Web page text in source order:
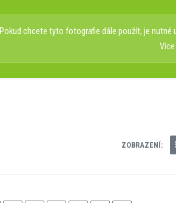
Pokud chcete tyto fotografie dále použít, je nutné
ZOBRAZENÍ: